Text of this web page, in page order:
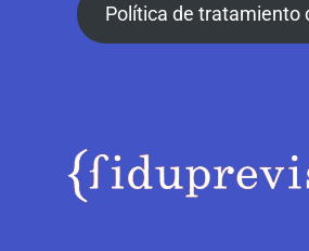
Política de tratamiento